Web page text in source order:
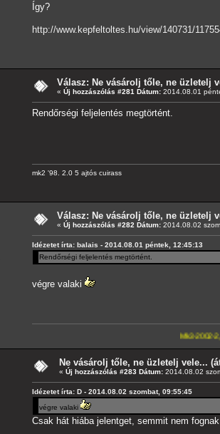
Így?
http://www.kepfeltoltes.hu/view/140731/
Válasz: Ne vásárolj tőle, ne üzletelj
« Új hozzászólás #281 Dátum: 2014.08.01
Rendőrségi feljelentés megtörtént.
mk2 '98. 2.0 5 ajtós cuirass
Válasz: Ne vásárolj tőle, ne üzletelj
« Új hozzászólás #282 Dátum: 2014.08.02
Idézetet írta: balais - 2014.08.01 péntek, 12:45:13
Rendőrségi feljelentés megtörtént.
végre valaki
Mk3-2002-2,5-V6---A4-
Ne vásárolj tőle, ne üzletelj vele...
« Új hozzászólás #283 Dátum: 2014.08.02
Idézetet írta: D - 2014.08.02 szombat, 09:55:45
végre valaki
Csak hát hiába jelentget, semmit nem